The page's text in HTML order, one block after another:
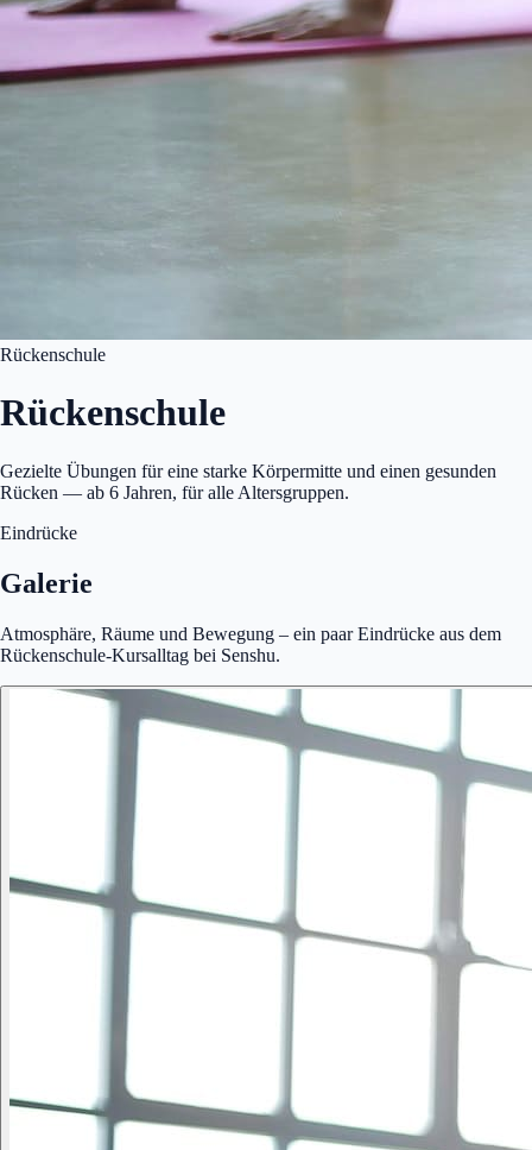
Rückenschule
Rückenschule
Gezielte Übungen für eine starke Körpermitte und einen gesunden
Rücken — ab 6 Jahren, für alle Altersgruppen.
Eindrücke
Galerie
Atmosphäre, Räume und Bewegung – ein paar Eindrücke aus dem
Rückenschule-Kursalltag bei Senshu.